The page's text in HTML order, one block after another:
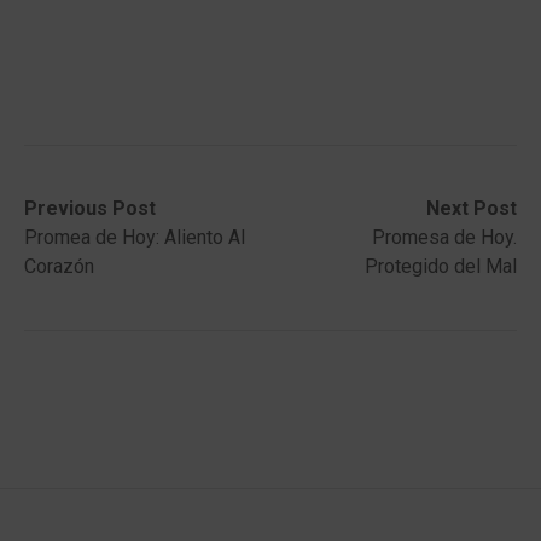
Post
navigation
Previous Post
Previous
post:Promea de Hoy: Aliento Al
Corazón
Next Post
Next
post:
Promesa de Hoy.
Protegido del Mal